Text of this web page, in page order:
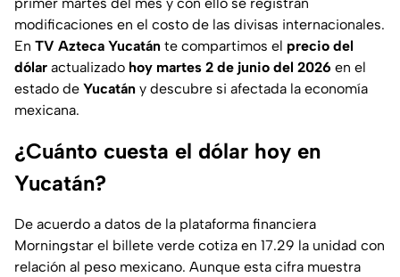
modificaciones en el costo de las divisas internacionales.
En TV Azteca Yucatán te compartimos el precio del
dólar actualizado hoy martes 2 de junio del 2026 en el
estado de Yucatán y descubre si afectada la economía
mexicana.
¿Cuánto cuesta el dólar hoy en
Yucatán?
De acuerdo a datos de la plataforma financiera
Morningstar el billete verde cotiza en 17.29 la unidad con
relación al peso mexicano. Aunque esta cifra muestra